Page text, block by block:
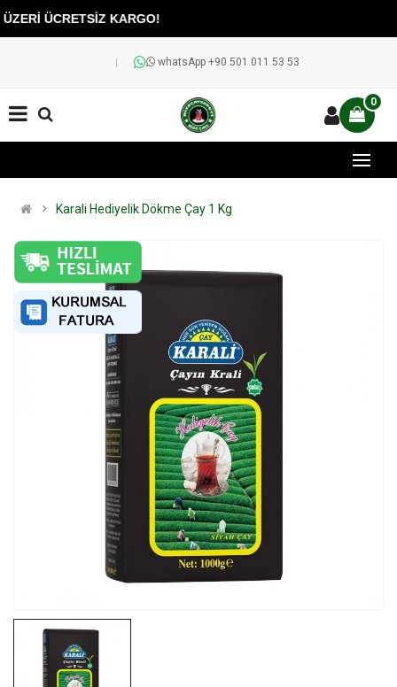
ÜCRETSİZ KARGO!
whatsApp +90 501 011 53 53
0
Karali Hediyelik Dökme Çay 1 Kg